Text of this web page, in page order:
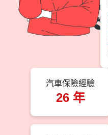
汽車保險經驗
26 年